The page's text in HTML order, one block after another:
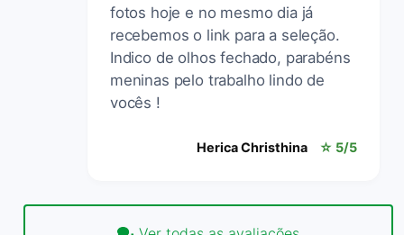
fotos hoje e no mesmo dia já
recebemos o link para a seleção.
Indico de olhos fechado, parabéns
meninas pelo trabalho lindo de
vocês !
Herica Christhina ☆ 5/5